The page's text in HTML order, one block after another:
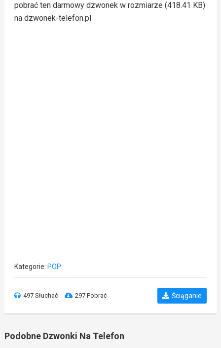
pobrać ten darmowy dzwonek w rozmiarze (418.41 KB)
na dzwonek-telefon.pl
Kategorie: POP
497 Słuchać 297 Pobrać Ściąganie
Podobne Dzwonki Na Telefon